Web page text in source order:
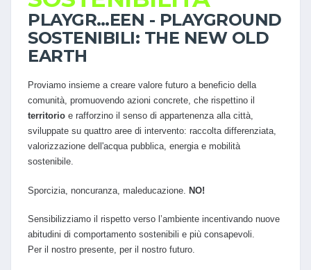
PLAYGR…EEN - PLAYGROUND
SOSTENIBILI: THE NEW OLD
EARTH
Proviamo insieme a creare valore futuro a beneficio della
comunità, promuovendo azioni concrete, che rispettino il
territorio e rafforzino il senso di appartenenza alla città,
sviluppate su quattro aree di intervento: raccolta differenziata,
valorizzazione dell'acqua pubblica, energia e mobilità
sostenibile.
Sporcizia, noncuranza, maleducazione. NO!
Sensibilizziamo il rispetto verso l’ambiente incentivando nuove
abitudini di comportamento sostenibili e più consapevoli.
Per il nostro presente, per il nostro futuro.